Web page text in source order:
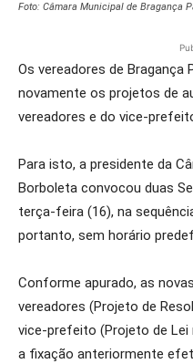
Foto: Câmara Municipal de Bragança
Os vereadores de Bragança
novamente os projetos de
vereadores e do vice-
Para isto, a presidente da
Borboleta convocou duas
terça-feira (16), na
portanto, sem horário
Conforme apurado, as
vereadores (Projeto de
vice-prefeito (Projeto de Lei
a fixação anteriormente